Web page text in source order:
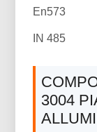
En573
IN 485
3004